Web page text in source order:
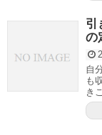
引
の
自
も
き